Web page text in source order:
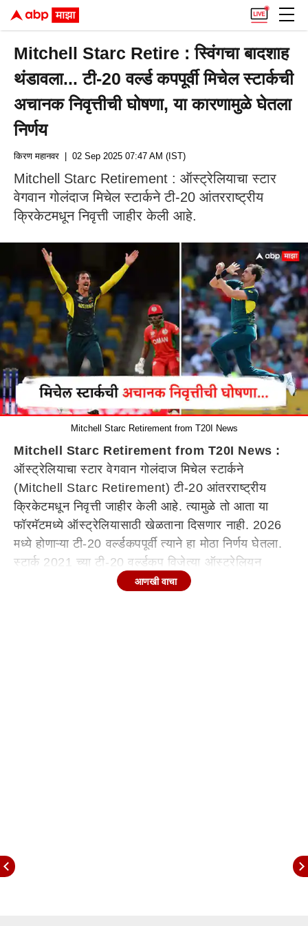
Mitchell Starc Retire : स्विंगचा बादशाह
थंडावला... टी-20 वर्ल्ड कपपूर्वी मिचेल स्टार्कची
अचानक निवृत्तीची घोषणा, या कारणामुळे घेतला
निर्णय
किरण महानवर | 02 Sep 2025 07:47 AM (IST)
Mitchell Starc Retirement : ऑस्ट्रेलियाचा स्टार
वेगवान गोलंदाज मिचेल स्टार्कने टी-20 आंतरराष्ट्रीय
क्रिकेटमधून निवृत्ती जाहीर केली आहे.
Mitchell Starc Retirement from T20I News
Mitchell Starc Retirement from T20I News :
ऑस्ट्रेलियाचा स्टार वेगवान गोलंदाज मिचेल स्टार्कने
(Mitchell Starc Retirement) टी-20 आंतरराष्ट्रीय
क्रिकेटमधून निवृत्ती जाहीर केली आहे. त्यामुळे तो आता या
फॉरमॅटमध्ये ऑस्ट्रेलियासाठी खेळताना दिसणार नाही. 2026
मध्ये होणाऱ्या टी-20 वर्ल्डकपपूर्वी त्याने हा मोठा निर्णय घेतला.
स्टार्क 2021 च्या टी-20 वर्ल्डकप विजेत्या ऑस्ट्रेलियन
संघाचा भाग होता. तो टी-20 वर्ल्डकप 2024 साठी देखील
आणखी वाचा